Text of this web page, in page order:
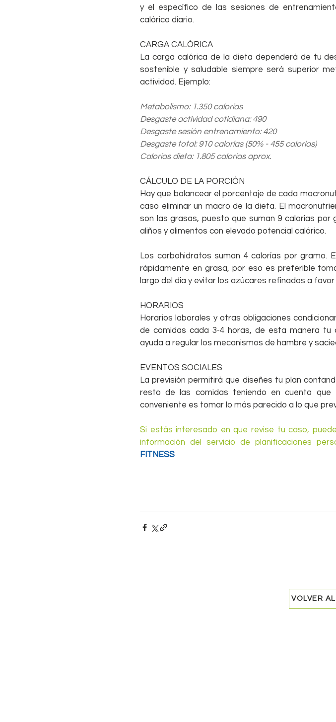
y el específico de las sesiones de
calórico diario.
CARGA CALÓRICA
La carga calórica de la dieta dependerá de tu
sostenible y saludable siempre será superior
actividad. Ejemplo:
Metabolismo: 1.350 calorías
Desgaste actividad cotidiana: 490
Desgaste sesión entrenamiento: 420
Desgaste total: 910 calorías (50% - 455 calorías)
Calorías dieta: 1.805 calorías aprox.
CÁLCULO DE LA PORCIÓN
Hay que balancear el porcentaje de cada
caso eliminar un macro de la dieta. El
son las grasas, puesto que suman 9 calorías
aliños y alimentos con elevado potencial calórico.
Los carbohidratos suman 4 calorías por gramo.
rápidamente en grasa, por eso es preferible
largo del día y evitar los azúcares refinados a
HORARIOS
Horarios laborales y otras obligaciones
de comidas cada 3-4 horas, de esta manera tu
ayuda a regular los mecanismos de hambre y
EVENTOS SOCIALES
La previsión permitirá que diseñes tu plan
resto de las comidas teniendo en cuenta que
conveniente es tomar lo más parecido a lo que
Si estás interesado en que revise tu caso,
información del servicio de planificaciones
FITNESS
VOLVER